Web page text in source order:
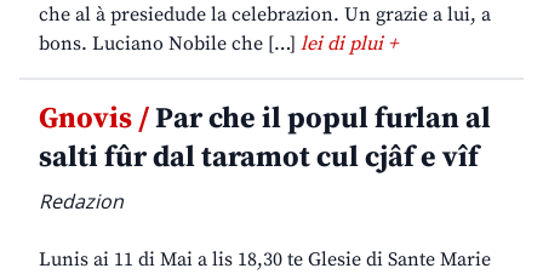
che al à presiedude la celebrazion. Un grazie a lui, a
bons. Luciano Nobile che […] lei di plui +
Gnovis /Par che il popul furlan al
salti fûr dal taramot cul cjâf e vîf
Redazion
Lunis ai 11 di Mai a lis 18,30 te Glesie di Sante Marie